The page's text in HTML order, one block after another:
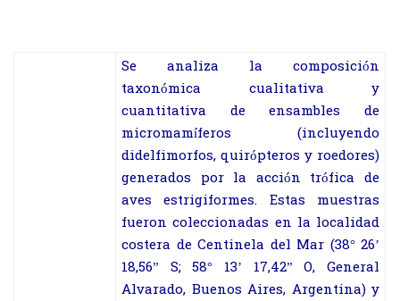
Se analiza la composición
taxonómica cualitativa y
cuantitativa de ensambles de
micromamíferos (incluyendo
didelfimorfos, quirópteros y roedores)
generados por la acción trófica de
aves estrigiformes. Estas muestras
fueron coleccionadas en la localidad
costera de Centinela del Mar (38° 26’
18,56” S; 58° 13’ 17,42” O, General
Alvarado, Buenos Aires, Argentina) y